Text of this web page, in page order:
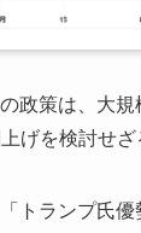
政策は、大
げを検討せ
トランプ氏